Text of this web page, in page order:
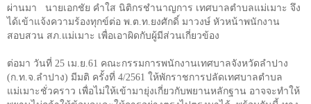
ผ่านมา
นายเอกชัย คำใส นิติกรชำนาญการ เทศบาลตำบลแม่เมาะ จึง
ได้เข้าแจ้งความร้องทุกข์ต่อ พ.ต.ท.ยงศักดิ์ มาวงษ์ หัวหน้าพนักงาน
สอบสวน สภ.แม่เมาะ เพื่อเอาผิดกับผู้มีส่วนเกี่ยวข้อง
ต่อมา วันที่ 25 เม.ย. 61 คณะกรรมการพนักงานเทศบาลจังหวัดลำปาง
(ก.ท.จ.ลำปาง) มีมติ ครั้งที่ 4/2561 ให้พักราชการปลัดเทศบาลตำบล
แม่เมาะชั่วคราว เพื่อไม่ให้เข้ามายุ่งเกี่ยวกับพยานหลักฐาน อาจจะทำให้